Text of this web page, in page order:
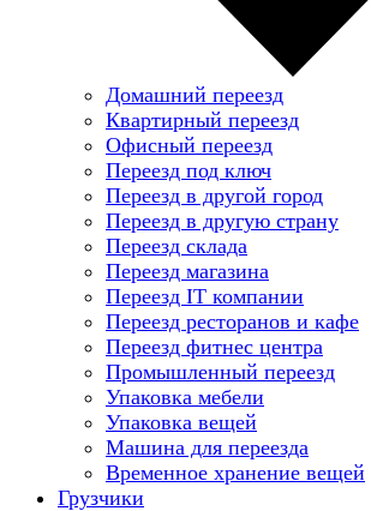
Домашний переезд
Квартирный переезд
Офисный переезд
Переезд под ключ
Переезд в другой город
Переезд в другую страну
Переезд склада
Переезд магазина
Переезд IT компании
Переезд ресторанов и кафе
Переезд фитнес центра
Промышленный переезд
Упаковка мебели
Упаковка вещей
Машина для переезда
Временное хранение вещей
Грузчики